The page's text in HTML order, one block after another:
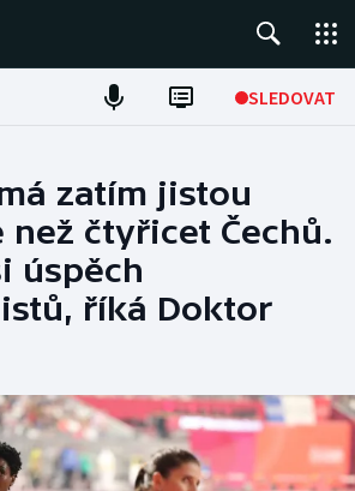
SLEDOVAT
zatím jistou
než čtyřicet Čechů.
úspěch
říká Doktor